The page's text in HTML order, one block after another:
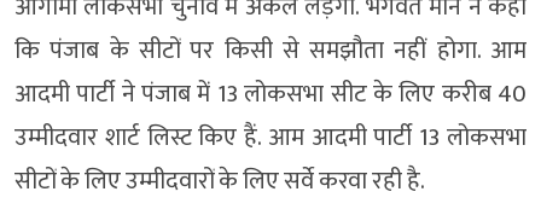
कि पंजाब के सीटों पर किसी से समझौता नहीं होगा. आम
आदमी पार्टी ने पंजाब में 13 लोकसभा सीट के लिए करीब 40
उम्मीदवार शार्ट लिस्ट किए हैं. आम आदमी पार्टी 13 लोकसभा
सीटों के लिए उम्मीदवारों के लिए सर्वे करवा रही है.